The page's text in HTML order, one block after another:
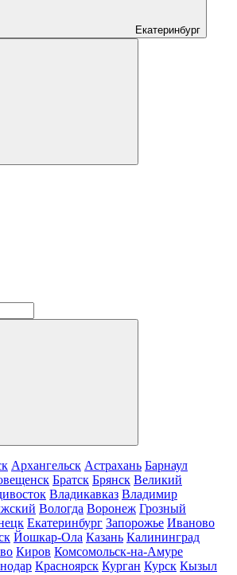
Екатеринбург
Архангельск Астрахань Барнаул
Братск Брянск Великий
Владикавказ Владимир
Вологда Воронеж Грозный
Екатеринбург Запорожье Иваново
Йошкар-Ола Казань Калининград
Киров Комсомольск-на-Амуре
Красноярск Курган Курск Кызыл